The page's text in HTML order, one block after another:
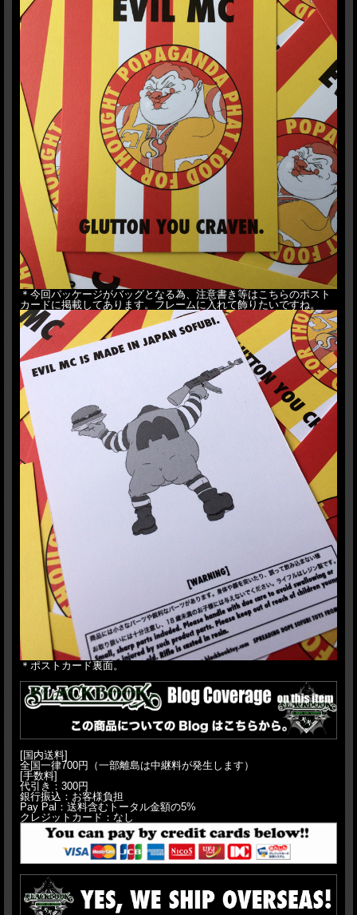
＊今回パッケージがバッグとなる為、注意書き等はこちらのポスト
カードに掲載してあります。フレームに入れて飾りたいですね。
＊ポストカード裏面。
[国内送料]
全国一律700円（一部離島は中継料が発生します）
[手数料]
代引き：300円
銀行振込：お客様負担
Pay Pal：送料含むトータル金額の5%
クレジットカード：なし